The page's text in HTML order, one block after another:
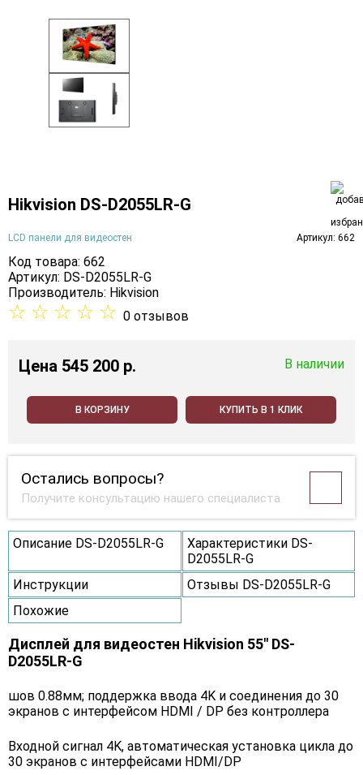
Hikvision DS-D2055LR-G
LCD панели для видеостен Артикул: 662
Код товара: 662
Артикул: DS-D2055LR-G
Производитель: Hikvision
☆ ☆ ☆ ☆ ☆ 0 отзывов
Цена 545 200 p. В наличии
В КОРЗИНУ КУПИТЬ В 1 КЛИК
Остались вопросы?
Получите консультацию нашего специалиста
Описание DS-D2055LR-G
Характеристики DS-
D2055LR-G
Инструкции
Отзывы DS-D2055LR-G
Похожие
Дисплей для видеостен Hikvision 55" DS-
D2055LR-G
шов 0.88мм; поддержка ввода 4K и соединения до 30
экранов с интерфейсом HDMI / DP без контроллера
Входной сигнал 4K, автоматическая установка цикла до
30 экранов с интерфейсами HDMI/DP